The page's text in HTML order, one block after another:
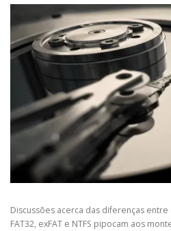
Discussões acerca das diferenças entre
FAT32, exFAT e NTFS pipocam aos